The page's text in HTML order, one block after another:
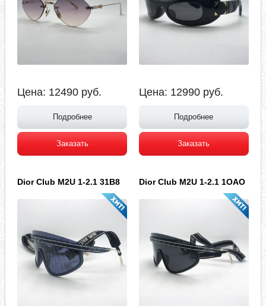
Цена: 12490 руб.
Подробнее
Заказать
Цена: 12990 руб.
Подробнее
Заказать
Dior Club M2U 1-2.1 31B8 Dior Club M2U 1-2.1 1OAO